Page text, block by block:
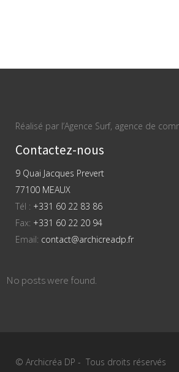
Réalisé par l’Agence Surf, agence de
Contactez-nous
9 Quai Jacques Prevert
77100 MEAUX
Tél : +331 60 22 83 86
Fax: +331 60 22 20 94
Email: contact@archicreadp.fr
No posts were found.
© Archicréa DP - Tous droits réservés